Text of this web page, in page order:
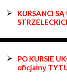
KURSANCI
PO KURSIE
oficjalny